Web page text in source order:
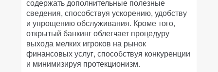
содержать дополнительные полезные
сведения, способствуя ускорению, удобству
и упрощению обслуживания. Кроме того,
открытый банкинг облегчает процедуру
выхода мелких игроков на рынок
финансовых услуг, способствуя конкуренции
и минимизируя протекционизм.